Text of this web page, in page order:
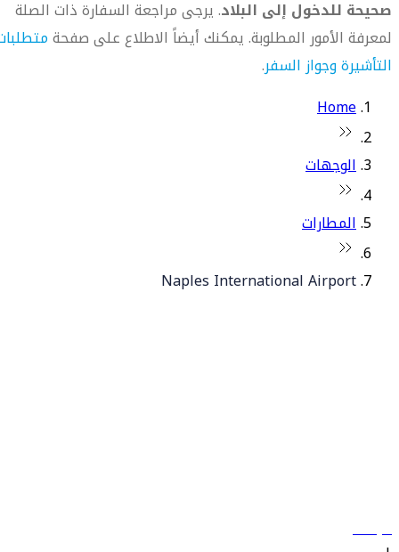
صحيحة للدخول إلى البلاد. يرجى مراجعة السفارة ذات الصلة
لمعرفة الأمور المطلوبة. يمكنك أيضاً الاطلاع على صفحة
التأشيرة وجواز السفر.
Home
الوجهات
المطارات
Naples International Airport
سياساتنا